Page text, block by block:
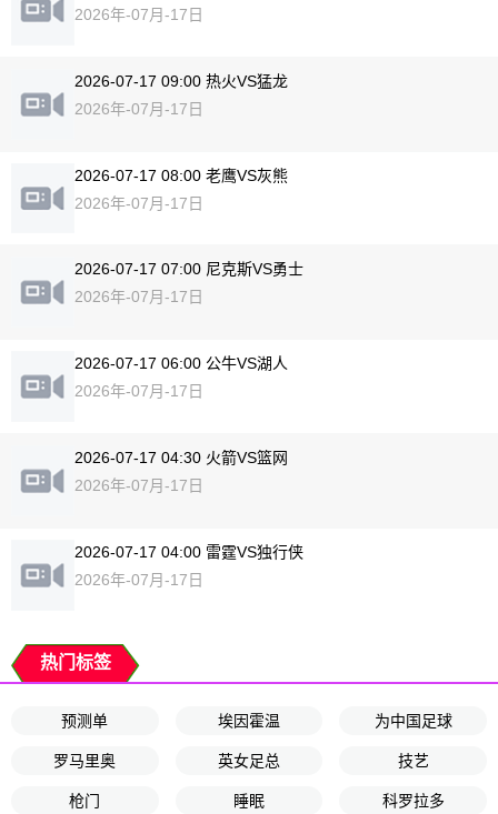
2026年-07月-17日
2026-07-17 09:00 热火VS猛龙
2026年-07月-17日
2026-07-17 08:00 老鹰VS灰熊
2026年-07月-17日
2026-07-17 07:00 尼克斯VS勇士
2026年-07月-17日
2026-07-17 06:00 公牛VS湖人
2026年-07月-17日
2026-07-17 04:30 火箭VS篮网
2026年-07月-17日
2026-07-17 04:00 雷霆VS独行侠
2026年-07月-17日
热门标签
预测单 埃因霍温 为中国足球
罗马里奥 英女足总 技艺
枪门 睡眠 科罗拉多